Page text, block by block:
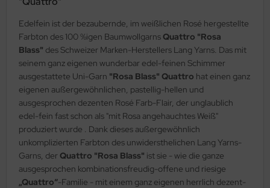
Edelfein ist der bezaubernde, im weißlichen Rosé hergestellte
Farbton des 100 %igen Baumwollgarns Quattro "Rosa
Blass" des Schweizer Marken-Herstellers Lang Yarns. Das mit
seinem ganz eigenen wunderbar edel-feinen Schimmer
ausgestattete Uni-Garn "Rosa Blass" Quattro hat einen ganz
eigenen außergewöhnlichen, pastellig-hellen und
ausgesprochen dezenten Rosé Farb-Flair, der unglaublich
edel-fein fast schon als "mit Rosa angehauchtes Weiß"
produziert wurde . Dank dieses außergewöhnlich
unkomplizierten Farbton des unwidersthelichen Lang Yarns-
Garns, der Quattro "Rosa Blass" ist sie - wie die ganze
ausgesprochen kombinationsfreudig-offene und riesige
„Quattro“-Familie - mit einem ganz eigenen herrlich dezent-